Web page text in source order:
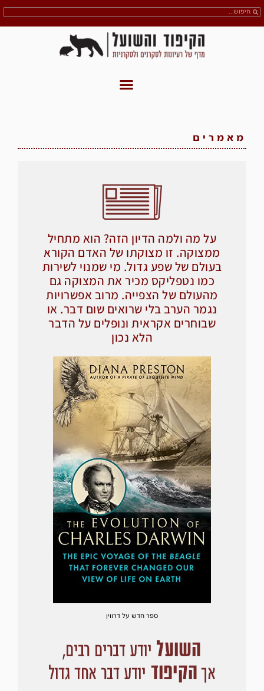
מאמרים
על מה ולמה הדיון הזה? הוא מתחיל
ממצוקה. זו מצוקתו של האדם הקורא
בעולם של שפע גדול. מי שמנוי לשירות
כמו נטפליקס מכיר את המצוקה גם
מהעולם של הצפייה. מרוב אפשרויות
נגמר הערב בלי שרואים שום דבר. או
שבוחרים אקראית ונופלים על הדבר
הלא נכון
ספר חדש על דרווין